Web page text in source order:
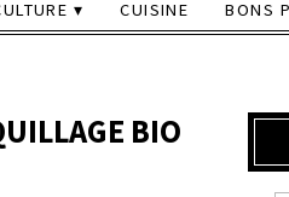
CUISINE BONS
BIO